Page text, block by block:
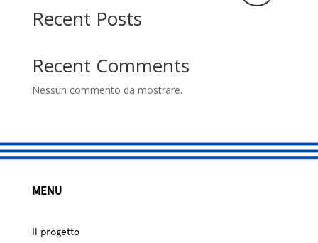
Le borse di
studio
Sostenitori
Scuole
Recent Posts
Recent Comments
Nessun commento da mostrare.
MENU
Il progetto